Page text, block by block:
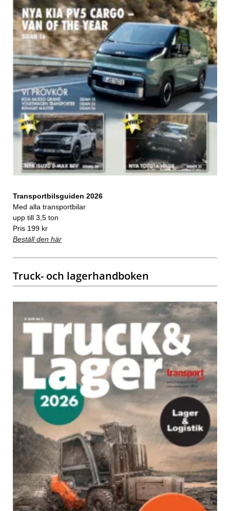
Transportbilsguiden 2026
Med alla transportbilar
upp till 3,5 ton
Pris 199 kr
Beställ den här
Truck- och lagerhandboken